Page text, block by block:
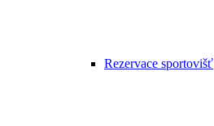
Rezervace sportovišť